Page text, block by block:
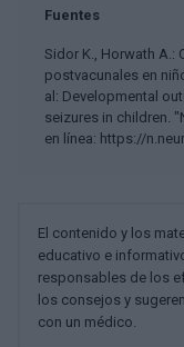
Fuentes
Sidor K., Horwath
postvacunales en
al: Developmental
seizures in children.
en línea: https://
El contenido y los
educativo e
responsables de los
los consejos y
con un médico.